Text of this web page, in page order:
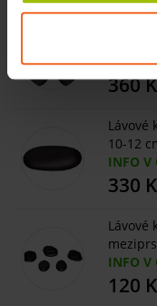
6,2-7,5
INFO V
360
Lávové
10-12
INFO V
330
Lávové
INFO V
120